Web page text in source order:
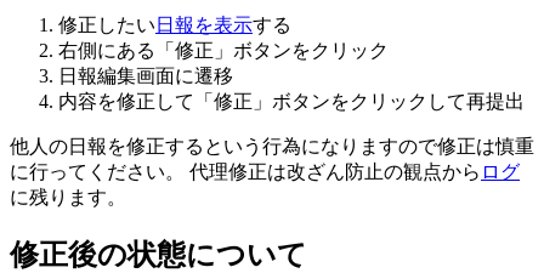
修正したい 日報を表示する
右側にある「修正」ボタンをクリック
日報編集画面に遷移
内容を修正して「修正」ボタンをクリックして再提出
他人の日報を修正するという行為になりますので修正は慎重
に行ってください。 代理修正は改ざん防止の観点から ログ
に残ります。
修正後の状態について